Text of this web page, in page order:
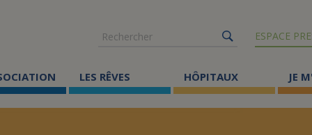
Rechercher
ESPACE
LES RÊVES HÔPITAUX JE